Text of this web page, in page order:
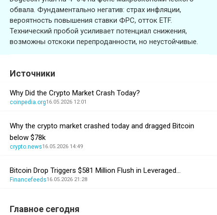
обвала. Фундаментально негатив: страх инфляции,
вероятность повышения ставки ФРС, отток ETF.
Технический пробой усиливает потенциал снижения,
возможны отскоки перепроданности, но неустойчивые.
Источники
Why Did the Crypto Market Crash Today?
coinpedia.org16.05.2026 12:01
Why the crypto market crashed today and dragged Bitcoin
below $78k
crypto.news16.05.2026 14:49
Bitcoin Drop Triggers $581 Million Flush in Leveraged…
Financefeeds16.05.2026 21:28
Главное сегодня